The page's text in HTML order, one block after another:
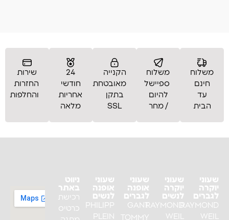
משלוח
חינם
עד
הבית
משלוח
ספיישל
להיום
/ מחר
הקנייה
מאובטחת
בתקן
SSL
24
חודשי
אחריות
מלאה
שירות
החזרות
והחלפות
שעוני
יוקרה
לגברים
RAYMOND
WEIL
שעוני
יוקרה
לנשים
RAYMOND
WEIL
שעוני
אופנה
לגברים
GANT
TOMMY
שעוני
אופנה
לנשים
PHILIPP
PLEIN
ניווט
באתר
רכישת
כרטיס